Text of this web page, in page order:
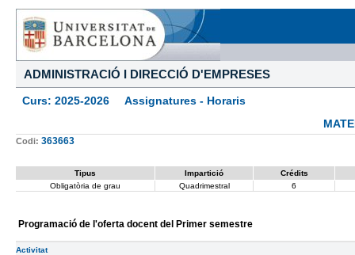
ADMINISTRACIÓ I DIRECCIÓ D'EMPRESES
Curs: 2025-2026 Assignatures - Horaris
Codi: 363663
Tipus Impartició
Crédits
Obligatòria de grau
Quadrimestral 6
Programació de l'oferta docent del Primer semestre
Activitat